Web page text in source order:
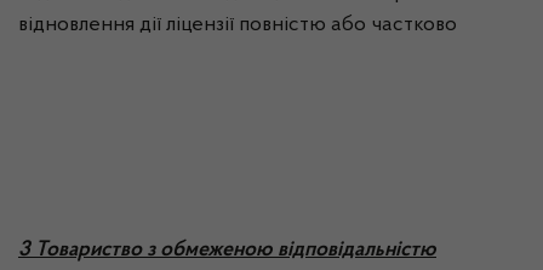
відновлення дії ліцензії повністю або частково
3 Товариство з обмеженою відповідальністю